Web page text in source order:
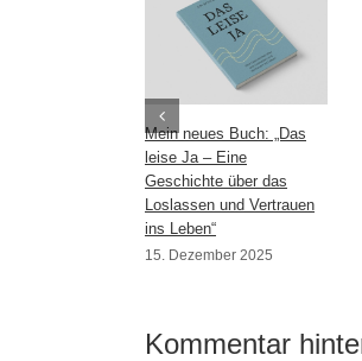
Mein neues Buch: „Das
leise Ja – Eine
Geschichte über das
Loslassen und Vertrauen
ins Leben“
15. Dezember 2025
Kommentar